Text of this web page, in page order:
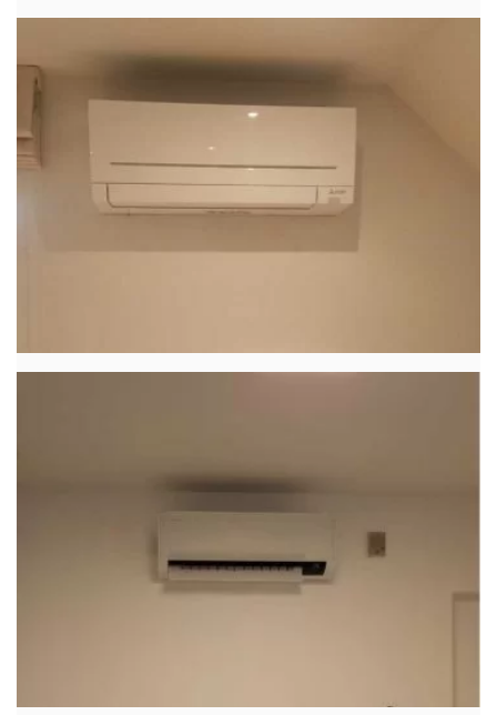
Warmtepompen
Realisatie single split
airco/warmtepomp Mitsubishi LN
Diamond 6.1 Kw te Lede
Hier heeft Klima-Technics…
airco/warmtepomp met 2 binnenunits
Hier heeft Klima-Technics…